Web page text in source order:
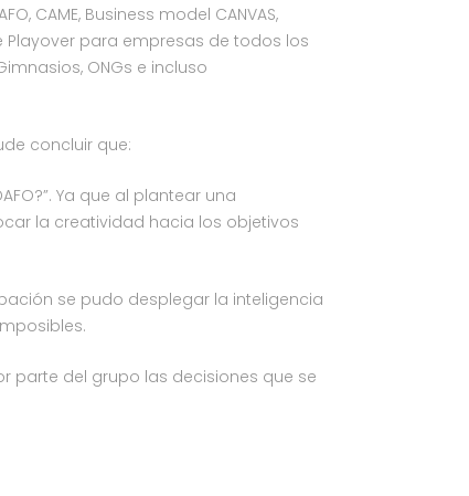
CAME, Business model CANVAS,
para empresas de todos los
ONGs e incluso
concluir que:
Ya que al plantear una
la creatividad hacia los objetivos
se pudo desplegar la inteligencia
parte del grupo las decisiones que se